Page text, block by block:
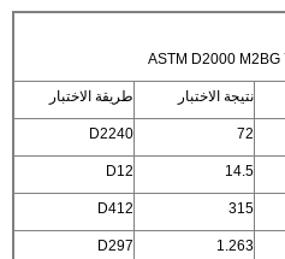
ASTM D2000 M2BG
نتيجة الاختبار طريقة الاختبار
72
D2240
14.5
D12
315
D412
1.263
D297